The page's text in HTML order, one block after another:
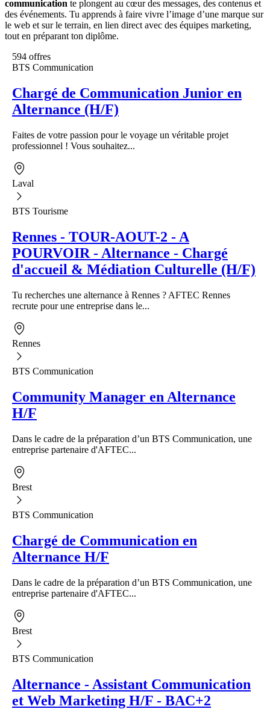
communication te plongent au cœur des messages, des contenus et
des événements. Tu apprends à faire vivre l’image d’une marque sur
le web et sur le terrain, en lien direct avec des équipes marketing,
tout en préparant ton diplôme.
594 offres
BTS Communication
Chargé de Communication Junior en
Alternance (H/F)
Faites de votre passion pour le voyage un véritable projet
professionnel ! Vous souhaitez...
Laval
BTS Tourisme
Rennes - TOUR-AOUT-2 - A
POURVOIR - Alternance - Chargé
d'accueil & Médiation Culturelle (H/F)
Tu recherches une alternance à Rennes ? AFTEC Rennes
recrute pour une entreprise dans le...
Rennes
BTS Communication
Community Manager en Alternance
H/F
Dans le cadre de la préparation d’un BTS Communication, une
entreprise partenaire d'AFTEC...
Brest
BTS Communication
Chargé de Communication en
Alternance H/F
Dans le cadre de la préparation d’un BTS Communication, une
entreprise partenaire d'AFTEC...
Brest
BTS Communication
Alternance - Assistant Communication
et Web Marketing H/F - BAC+2